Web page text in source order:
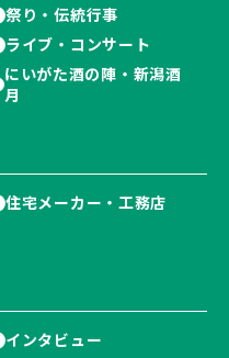
祭り・伝統行事
ライブ・コンサート
にいがた酒の陣・新潟酒
月
住宅メーカー・工務店
インタビュー